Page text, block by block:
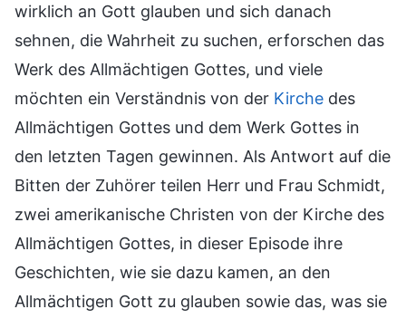
wirklich an Gott glauben und sich danach
sehnen, die Wahrheit zu suchen, erforschen das
Werk des Allmächtigen Gottes, und viele
möchten ein Verständnis von der Kirche des
Allmächtigen Gottes und dem Werk Gottes in
den letzten Tagen gewinnen. Als Antwort auf die
Bitten der Zuhörer teilen Herr und Frau Schmidt,
zwei amerikanische Christen von der Kirche des
Allmächtigen Gottes, in dieser Episode ihre
Geschichten, wie sie dazu kamen, an den
Allmächtigen Gott zu glauben sowie das, was sie